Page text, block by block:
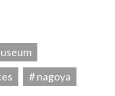
# nagoya